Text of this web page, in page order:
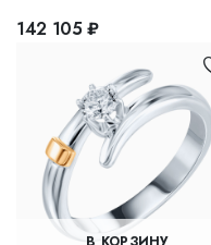
142 105 ₽